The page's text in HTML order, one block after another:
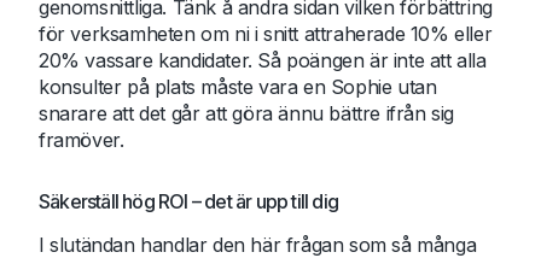
genomsnittliga. Tänk å andra sidan vilken förbättring
för verksamheten om ni i snitt attraherade 10% eller
20% vassare kandidater. Så poängen är inte att alla
konsulter på plats måste vara en Sophie utan
snarare att det går att göra ännu bättre ifrån sig
framöver.
Säkerställ hög ROI – det är upp till dig
I slutändan handlar den här frågan som så många